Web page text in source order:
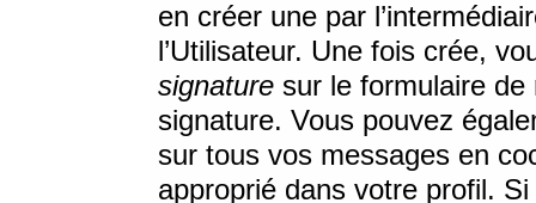
en créer une par
l’Utilisateur. Une fois crée,
signature sur le formulaire de
signature. Vous pouvez
sur tous vos messages en
approprié dans votre profil.